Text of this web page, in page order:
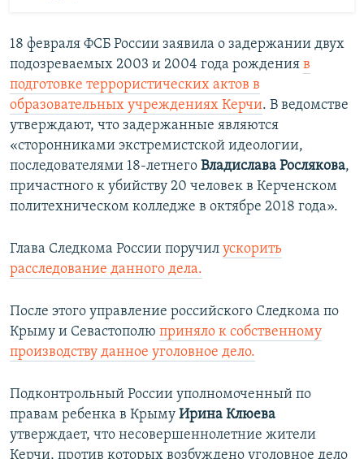
18 февраля ФСБ России заявила о задержании двух
подозреваемых 2003 и 2004 года рождения в
подготовке террористических актов в
образовательных учреждениях Керчи. В ведомстве
утверждают, что задержанные являются
«сторонниками экстремистской идеологии,
последователями 18-летнего Владислава Рослякова,
причастного к убийству 20 человек в Керченском
политехническом колледже в октябре 2018 года».
Глава Следкома России поручил ускорить
расследование данного дела.
После этого управление российского Следкома по
Крыму и Севастополю приняло к собственному
производству данное уголовное дело.
Подконтрольный России уполномоченный по
правам ребенка в Крыму Ирина Клюева
утверждает, что несовершеннолетние жители
Керчи, против которых возбуждено уголовное дело